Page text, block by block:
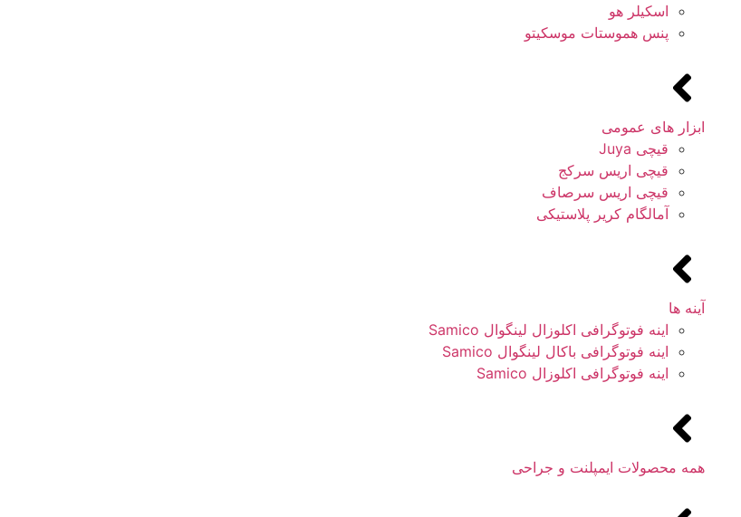
اسکیلر هو
پنس هموستات موسکیتو
ابزار های عمومی
قیچی Juya
قیچی اریس سرکج
قیچی اریس سرصاف
آمالگام کریر پلاستیکی
آینه ها
اینه فوتوگرافی اکلوزال لینگوال Samico
اینه فوتوگرافی باکال لینگوال Samico
اینه فوتوگرافی اکلوزال Samico
همه محصولات ایمپلنت و جراحی